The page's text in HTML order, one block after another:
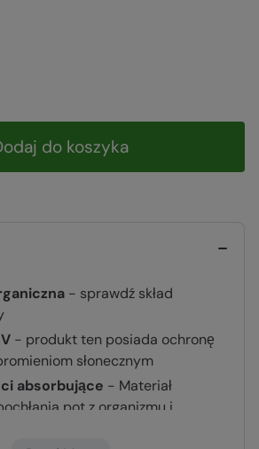
do koszyka
- sprawdź skład
- produkt ten posiada ochronę
słonecznym
absorbujące - Materiał
pot z organizmu i